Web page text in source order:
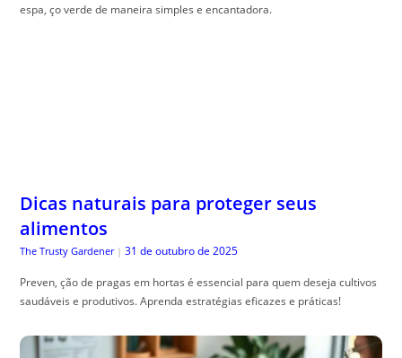
espa, ço verde de maneira simples e encantadora.
Dicas naturais para proteger seus
alimentos
The Trusty Gardener | 31 de outubro de 2025
Preven, ção de pragas em hortas é essencial para quem deseja cultivos
saudáveis e produtivos. Aprenda estratégias eficazes e práticas!